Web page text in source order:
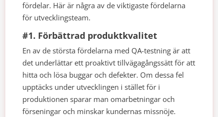
fördelar. Här är några av de viktigaste fördelarna
för utvecklingsteam.
#1. Förbättrad produktkvalitet
En av de största fördelarna med QA-testning är att
det underlättar ett proaktivt tillvägagångssätt för att
hitta och lösa buggar och defekter. Om dessa fel
upptäcks under utvecklingen i stället för i
produktionen sparar man omarbetningar och
förseningar och minskar kundernas missnöje.